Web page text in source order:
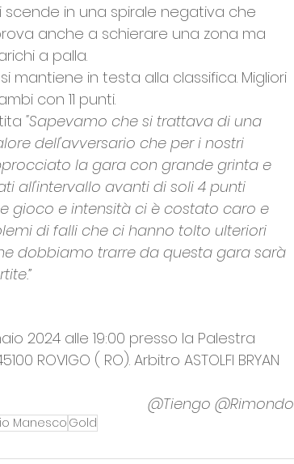
scende in una spirale negativa che
anche a schierare una zona ma
a palla.
mantiene in testa alla classifica. Migliori
con 11 punti.
"Sapevamo che si trattava di una
dell'avversario che per i nostri
la gara con grande grinta e
all'intervallo avanti di soli 4 punti
gioco e intensità ci è costato caro e
di falli che ci hanno tolto ulteriori
dobbiamo trarre da questa gara sarà
2024 alle 19:00 presso la Palestra
ROVIGO ( RO). Arbitro ASTOLFI BRYAN
@Tiengo @Rimondo
Manesco Gold